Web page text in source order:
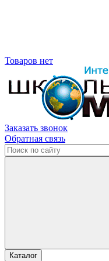
Товаров нет
Заказать звонок
Обратная связь
Каталог